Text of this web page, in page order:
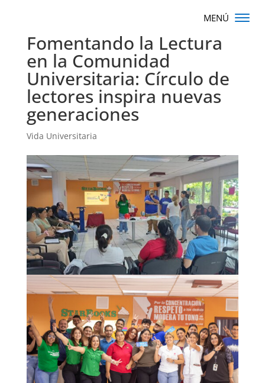
Fomentando la Lectura
en la Comunidad
Universitaria: Círculo de
lectores inspira nuevas
generaciones
Vida Universitaria